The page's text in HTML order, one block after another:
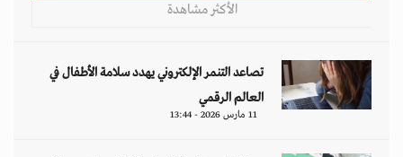
الأكثر مشاهدة
تصاعد التنمر الإلكتروني يهدد سلامة الأطفال في
العالم الرقمي
11 مارس 2026 - 13:44